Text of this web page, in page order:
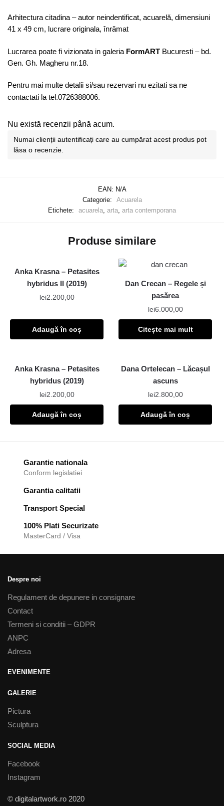
Arhitectura citadina – autor neindentificat, acuarelă, dimensiuni
41 x 49 cm, lucrare originala, înrămat
Lucrarea poate fi vizionata in galeria FormART Bucuresti – bd.
Gen. Gh. Magheru nr.18.
Pentru mai multe detalii si/sau rezervari nu ezitati sa ne
contactati la tel.0726388006.
Nu există recenzii până acum.
Numai clienții autentificați care au cumpărat acest produs pot
lăsa o recenzie.
EAN: N/A
Categorie:
Acuarela
Etichete:
acuarela arta arta contemporana
Produse similare
Anka Krasna – Petasites
hybridus II (2019)
lei2.200,00
Adaugă în coș
Dan Crecan – Regele și
pasărea
lei6.000,00
Citește mai mult
Anka Krasna – Petasites
hybridus (2019)
lei2.200,00
Adaugă în coș
Dana Ortelecan – Lăcașul
ascuns
lei2.800,00
Adaugă în coș
Garantie nationala
Conform legislatiei
Garantia calitatii
Transport Special
100% Plati Securizate
MasterCard / Visa
Despre noi
Regulament de depunere in consignare
Contact
Termeni si conditii – GDPR
ANPC
Adresa
EVENIMENTE
GALERIE
Pictura
Sculptura
SOCIAL MEDIA
Facebook
Instagram
© digitalartwork.ro 2020